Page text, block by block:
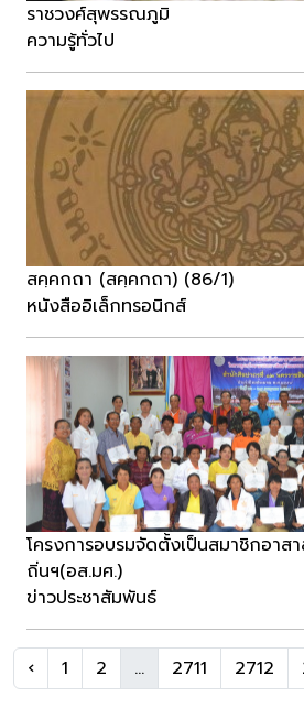
ราชวงศ์สุพรรณภูมิ
ความรู้ทั่วไป
สคฺคกถา (สคฺคกถา) (86/1)
หนังสืออิเล็กทรอนิกส์
โครงการอบรมจัดตั้งเป็นสมาชิกอาส
ถิ่นฯ(อส.มศ.)
ข่าวประชาสัมพันธ์
‹ 1 2 ... 2711 2712